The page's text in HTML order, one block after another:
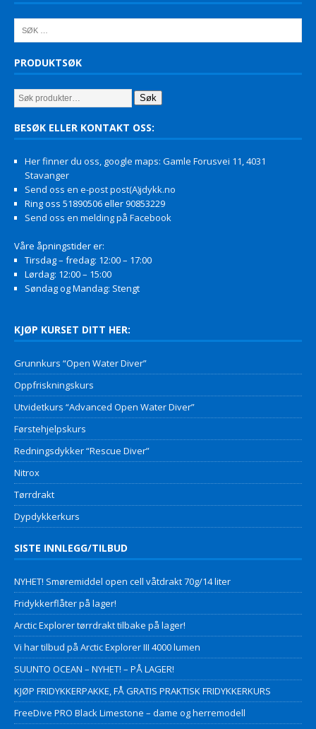
PRODUKTSØK
Søk
BESØK ELLER KONTAKT OSS:
Her finner du oss, google maps: Gamle Forusvei 11, 4031
Stavanger
Send oss en e-post post(A)jdykk.no
Ring oss 51890506 eller 90853229
Send oss en melding på Facebook
Våre åpningstider er:
Tirsdag – fredag: 12:00 – 17:00
Lørdag: 12:00 – 15:00
Søndag og Mandag: Stengt
KJØP KURSET DITT HER:
Grunnkurs “Open Water Diver”
Oppfriskningskurs
Utvidetkurs “Advanced Open Water Diver”
Førstehjelpskurs
Redningsdykker “Rescue Diver”
Nitrox
Tørrdrakt
Dypdykkerkurs
SISTE INNLEGG/TILBUD
NYHET! Smøremiddel open cell våtdrakt 70g/14 liter
Fridykkerflåter på lager!
Arctic Explorer tørrdrakt tilbake på lager!
Vi har tilbud på Arctic Explorer III 4000 lumen
SUUNTO OCEAN – NYHET! – PÅ LAGER!
KJØP FRIDYKKERPAKKE, FÅ GRATIS PRAKTISK FRIDYKKERKURS
FreeDive PRO Black Limestone – dame og herremodell